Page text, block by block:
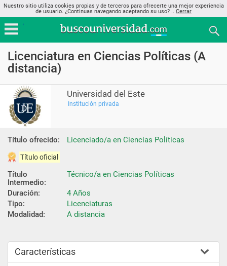
Nuestro sitio utiliza cookies propias y de terceros para ofrecerte una mejor experiencia
de usuario. ¿Continuas navegando aceptando su uso? .. Cerrar
Licenciatura en Ciencias Políticas (A
distancia)
Universidad del Este
Institución privada
Título ofrecido: Licenciado/a en Ciencias Políticas
Título oficial
Título
Intermedio:
Técnico/a en Ciencias Políticas
Duración:
4 Años
Tipo:
Licenciaturas
Modalidad:
A distancia
Características